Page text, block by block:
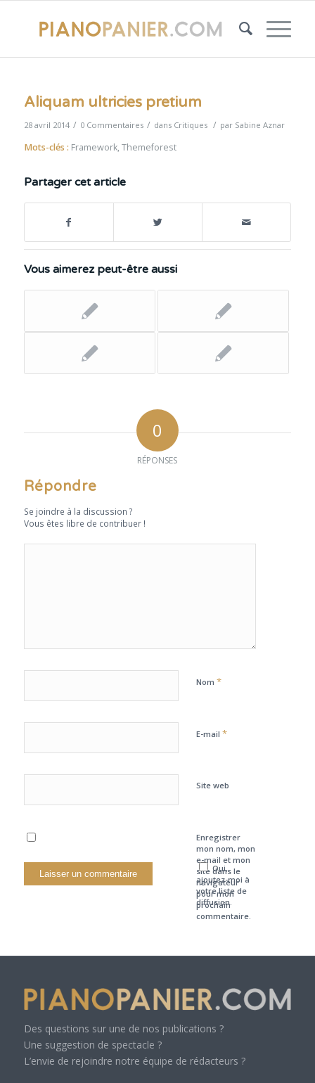
Aliquam ultricies pretium
28 avril 2014 / 0 Commentaires / dans Critiques / par Sabine Aznar
Mots-clés : Framework,Themeforest
Partager cet article
Vous aimerez peut-être aussi
0
RÉPONSES
Répondre
Se joindre à la discussion ?
Vous êtes libre de contribuer !
Nom *
E-mail *
Site web
Enregistrer
mon nom, mon
e-mail et mon
site dans le
navigateur
pour mon
prochain
commentaire.
Oui,
ajoutez-moi à
votre liste de
diffusion.
Des questions sur une de nos publications ?
Une suggestion de spectacle ?
L’envie de rejoindre notre équipe de rédacteurs ?